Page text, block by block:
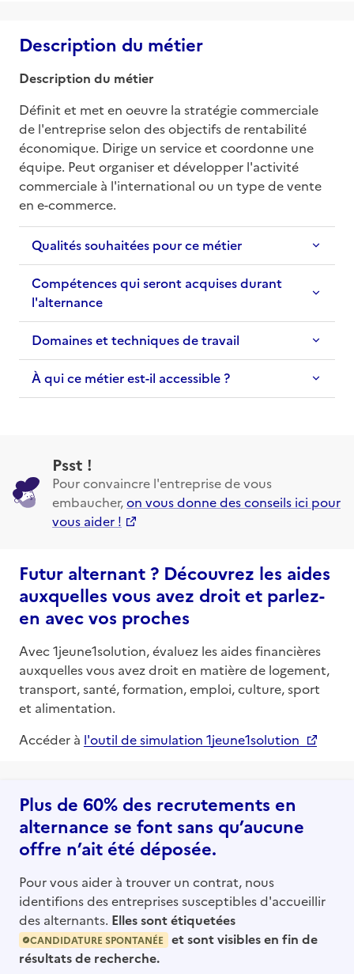
Description du métier
Description du métier
Définit et met en oeuvre la stratégie commerciale
de l'entreprise selon des objectifs de rentabilité
économique. Dirige un service et coordonne une
équipe. Peut organiser et développer l'activité
commerciale à l'international ou un type de vente
en e-commerce.
Qualités souhaitées pour ce métier
Compétences qui seront acquises durant
l'alternance
Domaines et techniques de travail
À qui ce métier est-il accessible ?
Psst !
Pour convaincre l'entreprise de vous
embaucher,on vous donne des conseils ici pour
vous aider !
Futur alternant ? Découvrez les aides
auxquelles vous avez droit et parlez-
en avec vos proches
Avec 1jeune1solution, évaluez les aides financières
auxquelles vous avez droit en matière de logement,
transport, santé, formation, emploi, culture, sport
et alimentation.
Accéder à l'outil de simulation 1jeune1solution
Plus de 60% des recrutements en
alternance se font sans qu’aucune
offre n’ait été déposée.
Pour vous aider à trouver un contrat, nous
identifions des entreprises susceptibles d'accueillir
des alternants. Elles sont étiquetées
CANDIDATURE SPONTANÉE
et sont visibles en fin de
résultats de recherche.